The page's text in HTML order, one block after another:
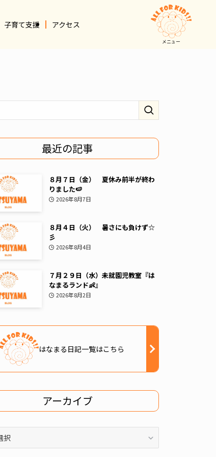
子育て支援 アクセス
メニュー
最近の記事
８月７日（金） 夏休み前半が終わ
りました🍉
2026年8月7日
８月４日（火） 暑さにも負けず☆
彡
2026年8月4日
７月２９日（水）未就園児教室『は
なまるランド👶』
2026年8月2日
はなまる日記一覧はこちら
アーカイブ